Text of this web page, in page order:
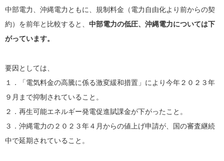
中部電力、沖縄電力ともに、規制料金（電力自由化より前からの契
約）を前年と比較すると、 中部電力の低圧、沖縄電力については下
がっています。
要因としては、
１．「電気料金の高騰に係る激変緩和措置」により今年２０２３年
９月まで抑制されていること。
２．再生可能エネルギー発電促進賦課金が下がったこと。
３．沖縄電力の２０２３年４月からの値上げ申請が、国の審査継続
中で延期されていること。